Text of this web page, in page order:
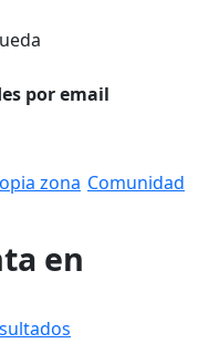
por email
zona Comunidad
en